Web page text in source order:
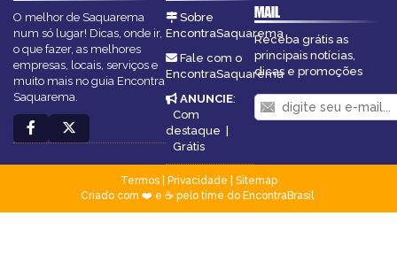
O melhor de Saquarema
num só lugar! Dicas, onde ir,
o que fazer, as melhores
empresas, locais, serviços e
muito mais no guia Encontra
Saquarema.
Sobre
EncontraSaquarema
Fale com o
EncontraSaquarema
ANUNCIE:
Com
destaque |
Grátis
MAIL
Receba grátis as
principais notícias,
dicas e promoções
Termos| Privacidade
Sitemap
Criado com ❤️ e ☕ pelo time do EncontraBrasil